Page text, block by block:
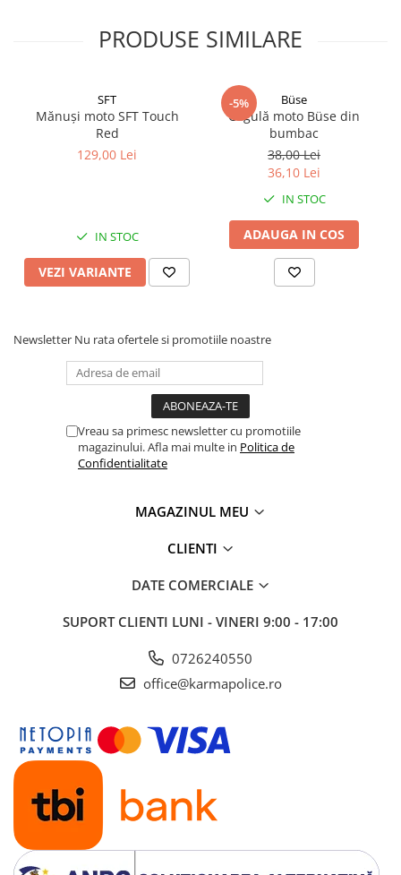
PRODUSE SIMILARE
SFT
Mănuși moto SFT Touch
Red
129,00 Lei
IN STOC
VEZI VARIANTE
-5% Büse
Cagulă moto Büse din
bumbac
38,00 Lei
36,10 Lei
IN STOC
ADAUGA IN COS
Newsletter Nu rata ofertele si promotiile noastre
Vreau sa primesc newsletter cu promotiile
magazinului. Afla mai multe in Politica de
Confidentialitate
MAGAZINUL MEU
CLIENTI
DATE COMERCIALE
SUPORT CLIENTI LUNI - VINERI 9:00 - 17:00
0726240550
office@karmapolice.ro